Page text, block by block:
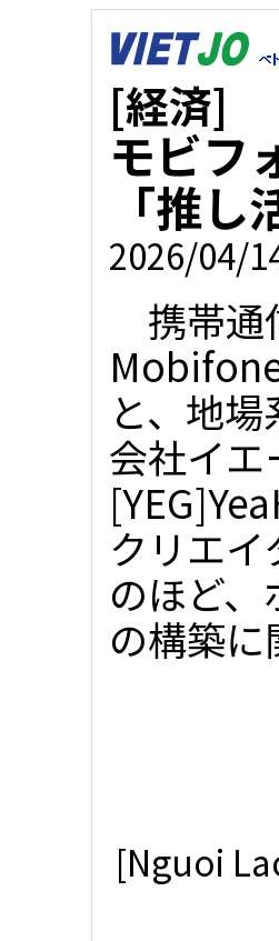
[経済]
モビフ
「推
2026/04/
携帯通
と、地
会社イエ
クリエ
のほど
の構築
[Nguoi